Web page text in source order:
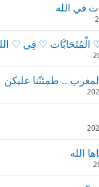
في الله
♡ فِي ♡
.. طمئنّنا عليكن
الله